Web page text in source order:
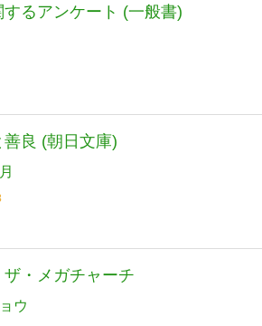
するアンケート (一般書)
善良 (朝日文庫)
ザ・メガチャーチ
ウ